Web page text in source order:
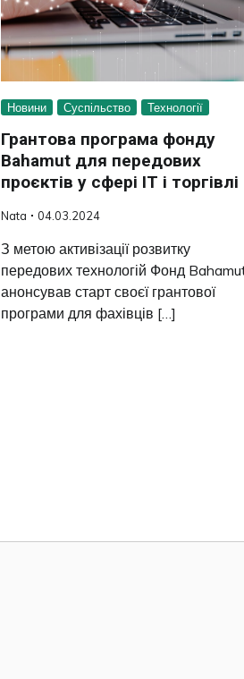
Новини Суспільство Технології
Грантова програма фонду
Bahamut для передових
проєктів у сфері ІТ і торгівлі
Nata 04.03.2024
З метою активізації розвитку
передових технологій Фонд
анонсував старт своєї грантової
програми для фахівців […]